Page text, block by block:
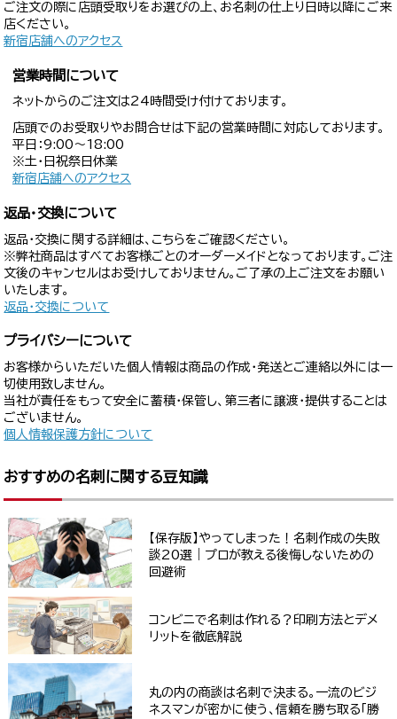
ご注文の際に店頭受取りをお選びの上、お名刺の仕上り日時以降にご来
店ください。
新宿店舗へのアクセス
営業時間について
ネットからのご注文は24時間受け付けております。
店頭でのお受取りやお問合せは下記の営業時間に対応しております。
平日：9:00〜18:00
※土・日祝祭日休業
新宿店舗へのアクセス
返品・交換について
返品・交換に関する詳細は、こちらをご確認ください。
※弊社商品はすべてお客様ごとのオーダーメイドとなっております。ご注
文後のキャンセルはお受けしておりません。ご了承の上ご注文をお願い
いたします。
返品・交換について
プライバシーについて
お客様からいただいた個人情報は商品の作成・発送とご連絡以外には一
切使用致しません。
当社が責任をもって安全に蓄積・保管し、第三者に譲渡・提供することは
ございません。
個人情報保護方針について
おすすめの名刺に関する豆知識
【保存版】やってしまった！名刺作成の失敗
談20選｜プロが教える後悔しないための
回避術
コンビニで名刺は作れる？印刷方法とデメ
リットを徹底解説
丸の内の商談は名刺で決まる。一流のビジ
ネスマンが密かに使う、信頼を勝ち取る「勝